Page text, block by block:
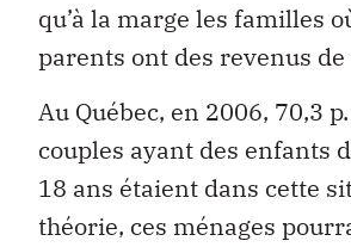
qu’à la marge les familles
parents ont des revenus
Au Québec, en 2006, 70,3
couples ayant des enfants
18 ans étaient dans cette
théorie, ces ménages